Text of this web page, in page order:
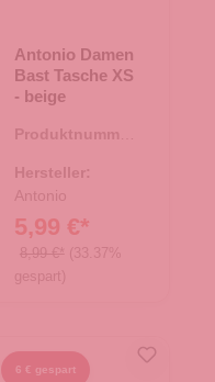
Antonio Damen
Bast Tasche XS
- beige
Produktnummer:
Hersteller:
Antonio
5,99 €*
8,99 €* (33.37%
gespart)
6 € gespart